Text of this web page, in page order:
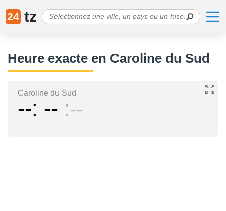
24 tz
Heure exacte en Caroline du Sud
Caroline du Sud
-- -- --